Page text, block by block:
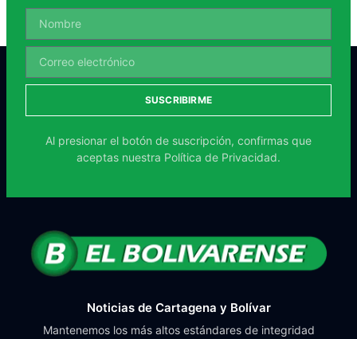
SUSCRIBIRME
Al presionar el botón de suscripción, confirmas que
aceptas nuestra Política de Privacidad.
Noticias de Cartagena y Bolívar
Mantenemos los más altos estándares de integridad